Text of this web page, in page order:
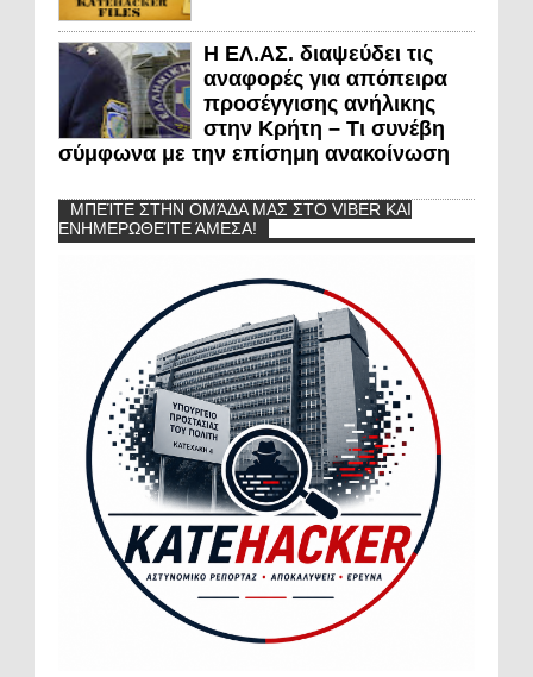
Η ΕΛ.ΑΣ. διαψεύδει τις
αναφορές για απόπειρα
προσέγγισης ανήλικης
στην Κρήτη – Τι συνέβη
σύμφωνα με την επίσημη ανακοίνωση
ΜΠΕΊΤΕ ΣΤΗΝ ΟΜΆΔΑ ΜΑΣ ΣΤΟ VIBER ΚΑΙ
ΕΝΗΜΕΡΩΘΕΊΤΕ ΆΜΕΣΑ!